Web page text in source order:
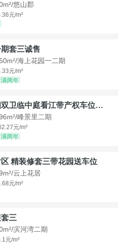
悠山郡
元/m²
套三诚售
海上花园一二期
元/m²
满两年
峰景里套四双卫临中庭看江带产权车位诚售
峰景里二期
元/m²
满两年
精装修套三带花园送车位
云上花居
元/m²
三
滨河湾二期
元/m²